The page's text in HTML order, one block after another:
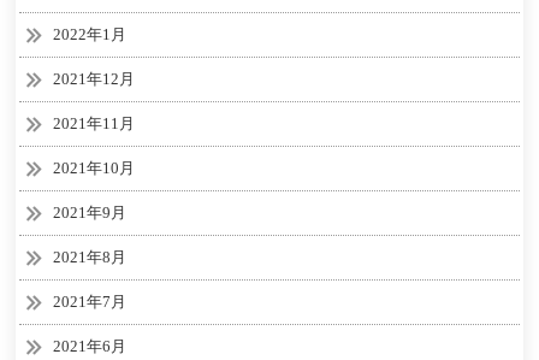
2022年1月
2021年12月
2021年11月
2021年10月
2021年9月
2021年8月
2021年7月
2021年6月